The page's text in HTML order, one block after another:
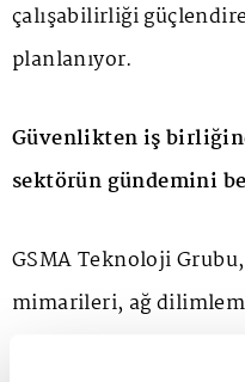
çalışabilirliği
planlanıyor.
Güvenlikten iş
sektörün gündemini
GSMA Teknoloji
mimarileri, ağ
tabanlı teknoloji